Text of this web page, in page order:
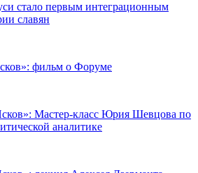
стало первым интеграционным
славян
фильм о Форуме
Мастер-класс Юрия Шевцова по
аналитике